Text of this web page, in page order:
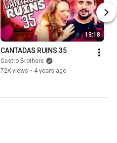
13:18
CANTADAS RUINS 35
Castro Brothers
72K views • 4 years ago